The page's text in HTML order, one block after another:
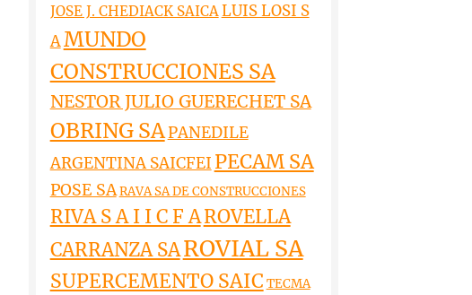
JOSE J. CHEDIACK SAICALUIS LOSI S
AMUNDO
CONSTRUCCIONES SA
NESTOR JULIO GUERECHET SA
OBRING SAPANEDILE
ARGENTINA SAICFEI PECAM SA
POSE SARAVA SA DE CONSTRUCCIONES
RIVA S A I I C F AROVELLA
CARRANZA SAROVIAL SA
SUPERCEMENTO SAIC TECMA